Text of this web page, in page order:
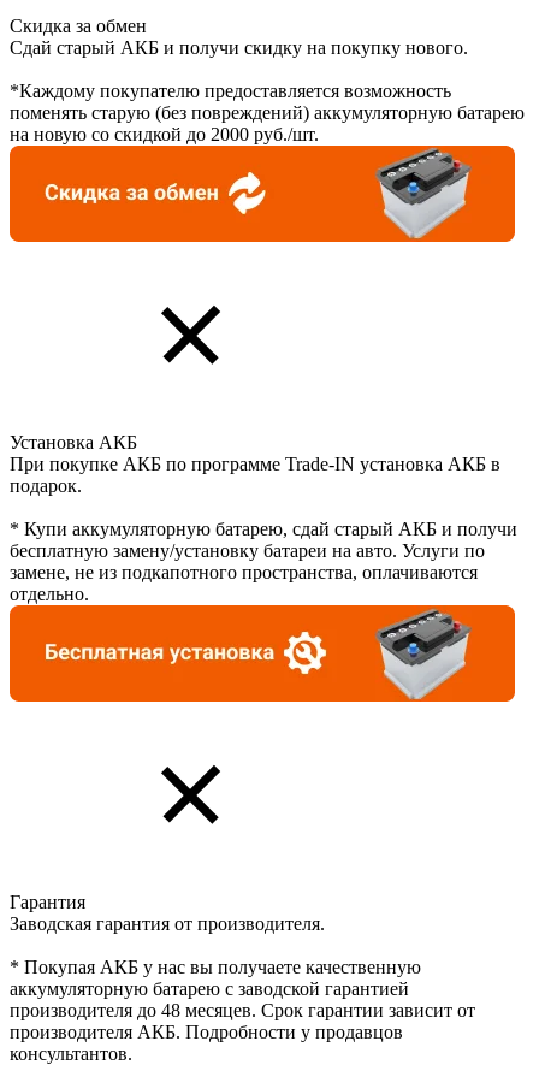
Скидка за обмен
Сдай старый АКБ и получи скидку на покупку нового.
*Каждому покупателю предоставляется возможность
поменять старую (без повреждений) аккумуляторную батарею
на новую со скидкой до 2000 руб./шт.
Установка АКБ
При покупке АКБ по программе Trade-IN установка АКБ в
подарок.
* Купи аккумуляторную батарею, сдай старый АКБ и получи
бесплатную замену/установку батареи на авто. Услуги по
замене, не из подкапотного пространства, оплачиваются
отдельно.
Гарантия
Заводская гарантия от производителя.
* Покупая АКБ у нас вы получаете качественную
аккумуляторную батарею с заводской гарантией
производителя до 48 месяцев. Срок гарантии зависит от
производителя АКБ. Подробности у продавцов
консультантов.